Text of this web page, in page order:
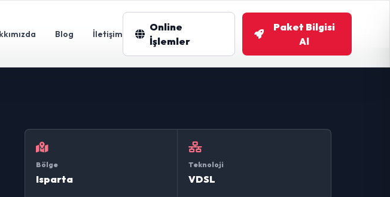
Blog İletişim
Online
İşlemler
Paket Bilgisi
Al
Bölge
Isparta
Teknoloji
VDSL